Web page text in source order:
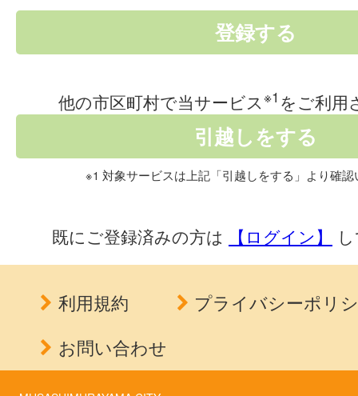
他の市区町村で当サービス ※1 をご利用
※1 対象サービスは上記「引越しをする」より確
既にご登録済みの方は 【ログイン】
利用規約
プライバシーポリ
お問い合わせ